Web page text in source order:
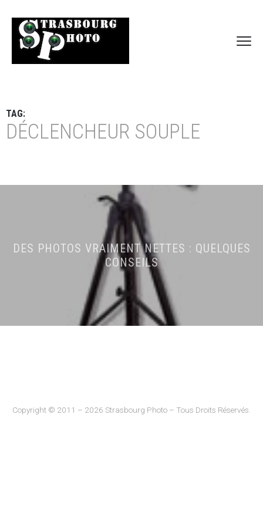
TAG:
DÉCLENCHEUR SOUPLE
DES PHOTOS VRAIMENT NETTES : QUELQUES
CONSEILS
Copyright © 2011 – 2026 Strasbourg Photo – Tous Droits Réservés.